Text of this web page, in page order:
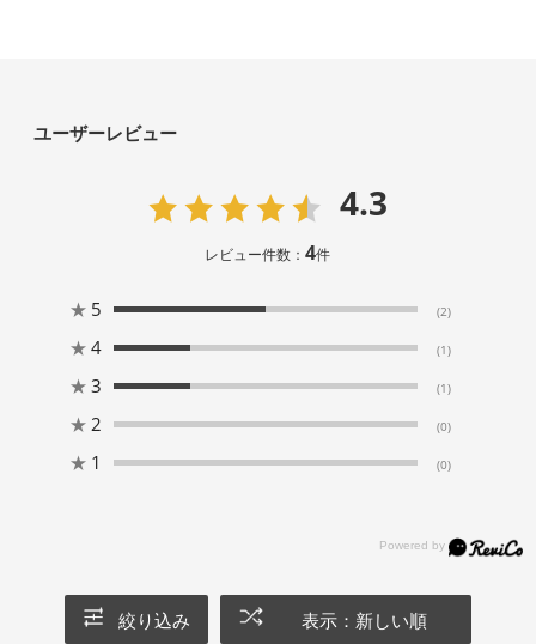
ユーザーレビュー
4.3
レビュー件数：4件
★ 5 (2)
★ 4 (1)
★ 3 (1)
★ 2 (0)
★ 1 (0)
絞り込み 表示：新しい順